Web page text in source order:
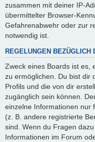
zusammen mit deiner IP-
übermittelter Browser-
Gefahrenabwehr oder zur
notwendig ist.
REGELUNGEN BEZÜGLICH
Zweck eines Boards ist es,
zu ermöglichen. Du bist dir
Profils und die von dir
zugänglich sein können.
einzelne Informationen nur
(z. B. andere registrierte
sind. Wenn du Fragen
Informationen im Forum